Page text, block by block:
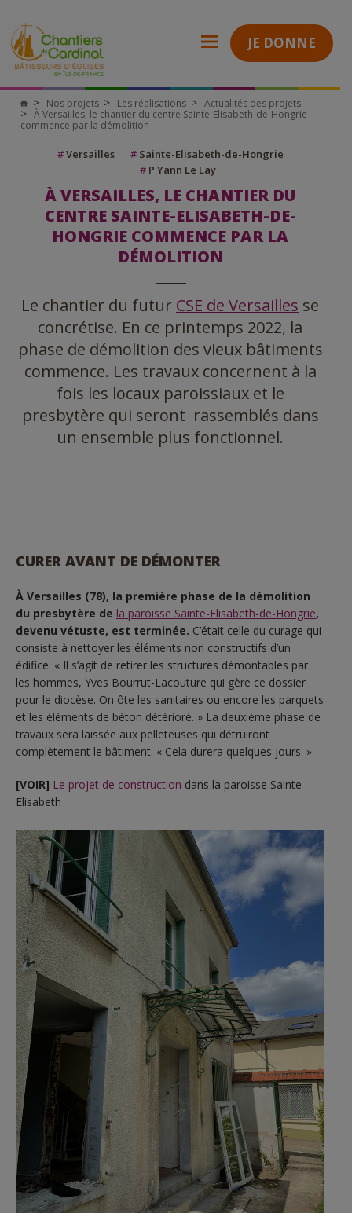
JE DONNE
Nos projets Les réalisations
Actualités des projets
À Versailles, le chantier du centre Sainte-Elisabeth-de-Hongrie
commence par la démolition
#Versailles #Sainte-Elisabeth-de-Hongrie
# P Yann Le Lay
À VERSAILLES, LE CHANTIER DU
CENTRE SAINTE-ELISABETH-DE-
HONGRIE COMMENCE PAR LA
DÉMOLITION
Le chantier du futur CSE de Versailles se
concrétise. En ce printemps 2022, la
phase de démolition des vieux bâtiments
commence. Les travaux concernent à la
fois les locaux paroissiaux et le
presbytère qui seront rassemblés dans
un ensemble plus fonctionnel.
CURER AVANT DE DÉMONTER
À Versailles (78), la première phase de la démolition
du presbytère de la paroisse Sainte-Elisabeth-de-Hongrie,
devenu vétuste, est terminée. C’était celle du curage qui
consiste à nettoyer les éléments non constructifs d’un
édifice. « Il s’agit de retirer les structures démontables par
les hommes, Yves Bourrut-Lacouture qui gère ce dossier
pour le diocèse. On ôte les sanitaires ou encore les parquets
et les éléments de béton détérioré. » La deuxième phase de
travaux sera laissée aux pelleteuses qui détruiront
complètement le bâtiment. « Cela durera quelques jours. »
[VOIR] Le projet de construction dans la paroisse Sainte-
Elisabeth